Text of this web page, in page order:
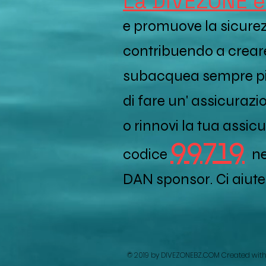
e promuove la
contribuendo a
subacquea sempre
di fare un'
o rinnovi la tua
codice 99719
DAN sponsor. Ci
© 2019 by DIVEZONEBZ.COM Created